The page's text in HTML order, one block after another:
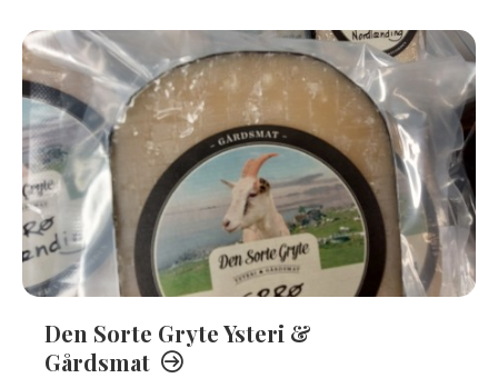
Den Sorte Gryte Ysteri &
Gårdsmat